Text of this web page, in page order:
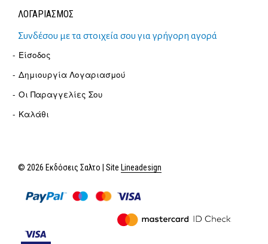
ΛΟΓΑΡΙΑΣΜΟΣ
Συνδέσου με τα στοιχεία σου για γρήγορη αγορά
Είσοδος
Δημιουργία Λογαριασμού
Οι Παραγγελίες Σου
Καλάθι
© 2026 Εκδόσεις Σαλτο | Site Lineadesign